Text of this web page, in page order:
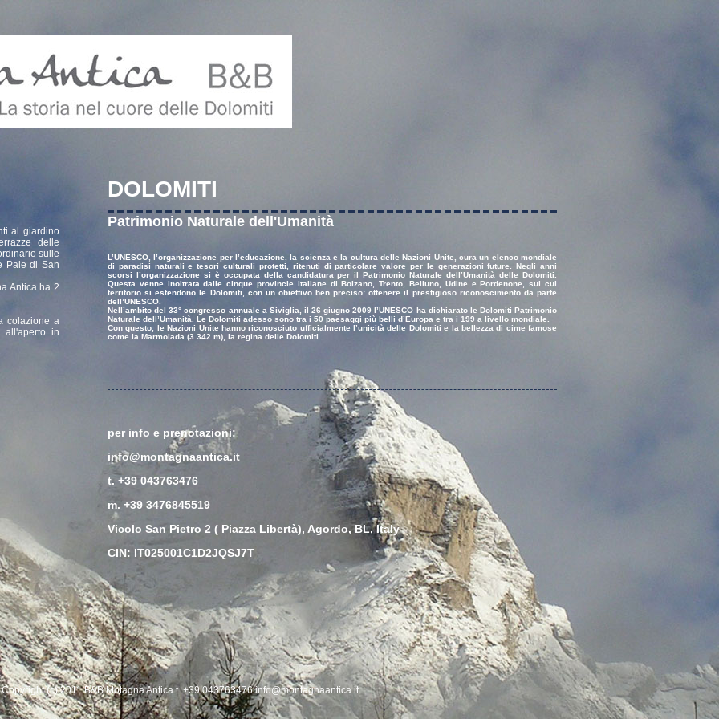
DOLOMITI
Patrimonio Naturale dell'Umanità
L’UNESCO, l’organizzazione per l’educazione, la scienza e la cultura delle Nazioni Unite, cura un elenco mondiale
di paradisi naturali e tesori culturali protetti, ritenuti di particolare valore per le generazioni future. Negli anni
scorsi l’organizzazione si è occupata della candidatura per il Patrimonio Naturale dell’Umanità delle Dolomiti.
Questa venne inoltrata dalle cinque provincie italiane di Bolzano, Trento, Belluno, Udine e Pordenone, sul cui
territorio si estendono le Dolomiti, con un obiettivo ben preciso: ottenere il prestigioso riconoscimento da parte
dell’UNESCO.
Nell’ambito del 33° congresso annuale a Siviglia, il 26 giugno 2009 l’UNESCO ha dichiarato le Dolomiti Patrimonio
Naturale dell’Umanità. Le Dolomiti adesso sono tra i 50 paesaggi più belli d’Europa e tra i 199 a livello mondiale.
Con questo, le Nazioni Unite hanno riconosciuto ufficialmente l’unicità delle Dolomiti e la bellezza di cime famose
come la Marmolada (3.342 m), la regina delle Dolomiti.
per info e prenotazioni:
info@montagnaantica.it
t. +39 043763476
m. +39 3476845519
Vicolo San Pietro 2 ( Piazza Libertà), Agordo, BL, Italy
CIN: IT025001C1D2JQSJ7T
al giardino
delle
sulle
Pale di San
Antica ha 2
colazione a
in
Copyright (c) 2011 B&B Motagna Antica t. +39 043763476 info@montagnaantica.it